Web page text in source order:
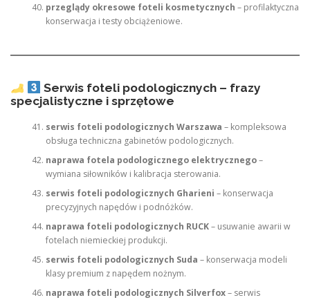
przeglądy okresowe foteli kosmetycznych – profilaktyczna
konserwacja i testy obciążeniowe.
Serwis foteli podologicznych – frazy
specjalistyczne i sprzętowe
serwis foteli podologicznych Warszawa – kompleksowa
obsługa techniczna gabinetów podologicznych.
naprawa fotela podologicznego elektrycznego–
wymiana siłowników i kalibracja sterowania.
serwis foteli podologicznych Gharieni – konserwacja
precyzyjnych napędów i podnóżków.
naprawa foteli podologicznych RUCK– usuwanie awarii w
fotelach niemieckiej produkcji.
serwis foteli podologicznych Suda – konserwacja modeli
klasy premium z napędem nożnym.
naprawa foteli podologicznych Silverfox– serwis